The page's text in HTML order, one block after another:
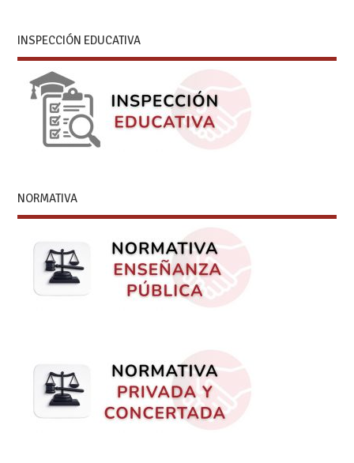
INSPECCIÓN EDUCATIVA
NORMATIVA